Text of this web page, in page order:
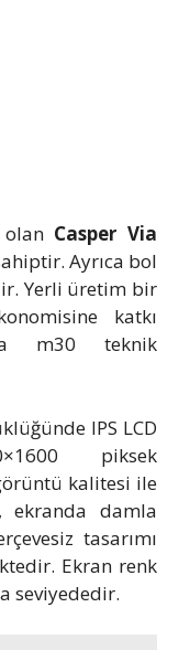
Casper Via
Ayrıca bol
Yerli üretim bir
katkı
m30 teknik
IPS LCD
piksek
kalitesi ile
ekranda damla
tasarımı
Ekran renk
seviyededir.